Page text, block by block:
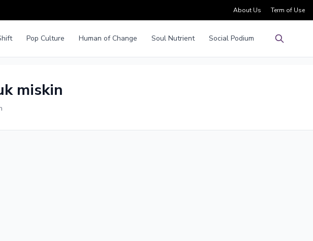
About Us Term of Use
Pop Culture Human of Change Soul Nutrient
Social Podium
miskin